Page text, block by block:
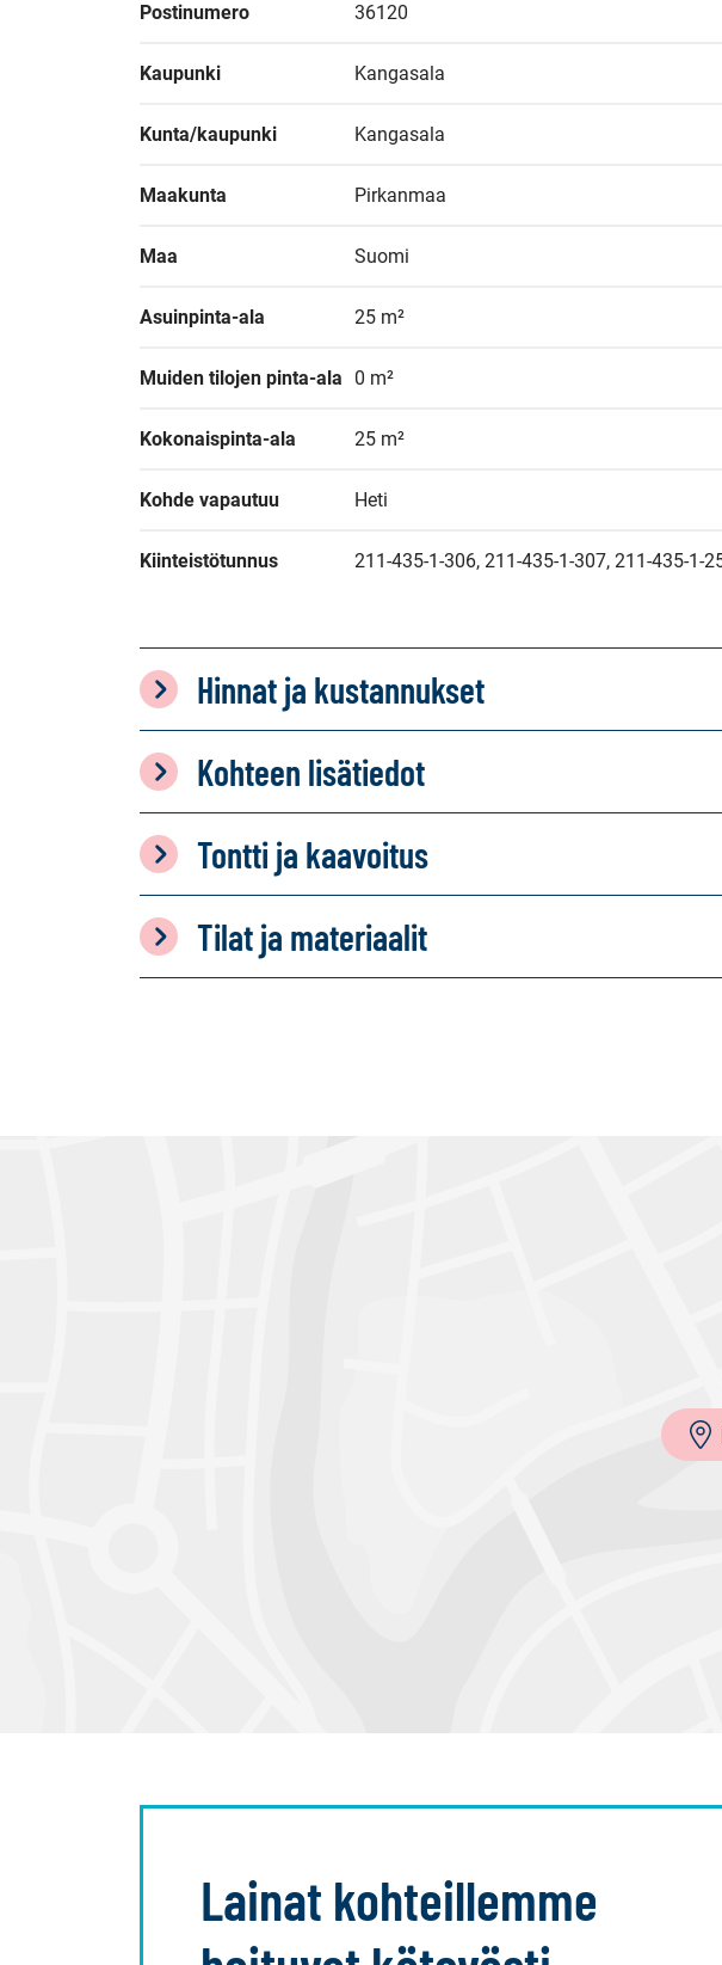
Postinumero 36120
Kaupunki Kangasala
Kunta/kaupunki Kangasala
Maakunta Pirkanmaa
Maa Suomi
Asuinpinta-ala 25 m²
Muiden tilojen pinta-ala 0 m²
Kokonaispinta-ala 25 m²
Kohde vapautuu Heti
Kiinteistötunnus 211-435-1-306, 211-435-1-307, 211-435-1-
Hinnat ja kustannukset
Kohteen lisätiedot
Tontti ja kaavoitus
Tilat ja materiaalit
Lainat kohteillemme